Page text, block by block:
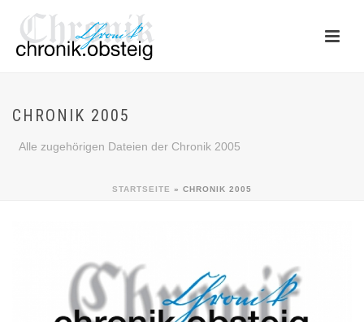
CHRONIK 2005
Alle zugehörigen Dateien der Chronik 2005
STARTSEITE » CHRONIK 2005